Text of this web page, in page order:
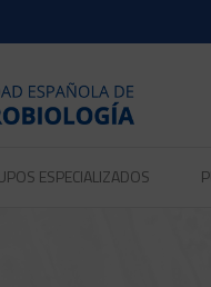
ESPECIALIZADOS